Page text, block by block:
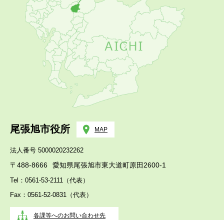
尾張旭市役所 MAP
法人番号 5000020232262
〒488-8666 愛知県尾張旭市東大道町原田2600-1
Tel：0561-53-2111（代表）
Fax：0561-52-0831（代表）
各課等へのお問い合わせ先